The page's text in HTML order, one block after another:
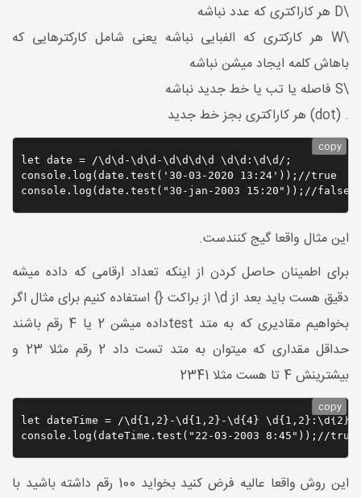
\D هر کاراکتری که عدد نباشه
\W هر کارکتری که الفبایی نباشه یعنی شامل کارکترهایی که
باهاش کلمه ایجاد میشن نباشه
\S فاصله یا تب یا خط جدید نباشه
. (dot) هر کاراکتری بجز خط جدید
let date = /\d\d-\d\d-\d\d\d\d \d\d:\d\d/;
console.log(date.test('30-03-2020 13:24'));//true
copy
این مثال واقعا گیج کنندست.
برای اطمینان حاصل کردن از اینکه تعداد ارقامی که داده میشه
دقیق هست باید بعد از d\ از براکت {} استفاده کنیم برای مثال اگر
بخواهیم مقادیری که به متد testداده میشن 2 یا 4 رقم باشند
حداقل مقداری که میتوان به متد تست داد 2 رقم مثلا 23 و
بیشترینش 4 تا هست مثلا 2341
let dateTime = /\d{1,2}-\d{1,2}-\d{4} \d{1,2}:\d{2}/
console.log(dateTime.test("22-03-2003 8:45"));//true
copy
این روش واقعا عالیه فرض کنید بخواید 100 رقم داشته باشید با